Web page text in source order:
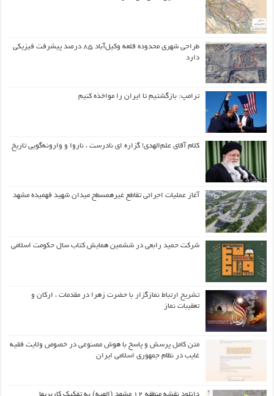
طراحی شهری محدوده قلعه وکیل‌آباد ۸۵ درصد پیشرفت فیزیکی
دارد
ترامپ: بازگشتیم تا ایران را مواخذه کنیم
کلام آقای علم‌الهدی! گزاره ای نادرست ، ناروا و وارونه‌گویی تاریخ
آغاز عملیات اجرائی تقاطع غیرهمسطح میدان شهید فهمیده مشهد
شرکت حمید رابعی در ششمین همایش کتاب سال حکومت اسلامی
تشریح ارتباط نمازگزار با حضرت زهرا در مقدمات ، ارکان و
تعقیبات نماز
متن کامل پرسش و پاسخ با هوش مصنوعی در خصوص ولایت فقیه
غایب در نظام جمهوری اسلامی ایران